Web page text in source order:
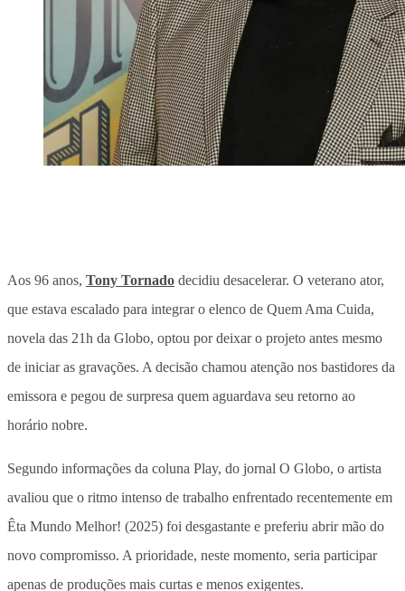
Aos 96 anos, Tony Tornado decidiu desacelerar. O veterano ator,
que estava escalado para integrar o elenco de Quem Ama Cuida,
novela das 21h da Globo, optou por deixar o projeto antes mesmo
de iniciar as gravações. A decisão chamou atenção nos bastidores da
emissora e pegou de surpresa quem aguardava seu retorno ao
horário nobre.
Segundo informações da coluna Play, do jornal O Globo, o artista
avaliou que o ritmo intenso de trabalho enfrentado recentemente em
Êta Mundo Melhor! (2025) foi desgastante e preferiu abrir mão do
novo compromisso. A prioridade, neste momento, seria participar
apenas de produções mais curtas e menos exigentes.